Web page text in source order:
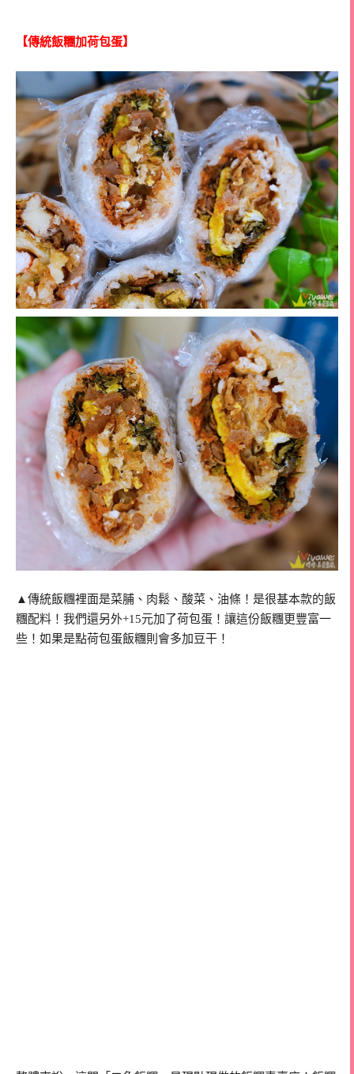
【傳統飯糰加荷包蛋】
▲傳統飯糰裡面是菜脯、肉鬆、酸菜、油條！是很基本款的飯
糰配料！我們還另外+15元加了荷包蛋！讓這份飯糰更豐富一
些！如果是點荷包蛋飯糰則會多加豆干！